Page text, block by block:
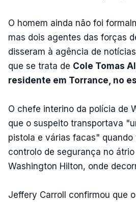
O homem ainda não foi
mas dois agentes das forças
disseram à agência de
que se trata de Cole Tomas
residente em Torrance, no
O chefe interino da polícia de
que o suspeito transportava
pistola e várias facas"
controlo de segurança no
Washington Hilton, onde
Jeffery Carroll confirmou que